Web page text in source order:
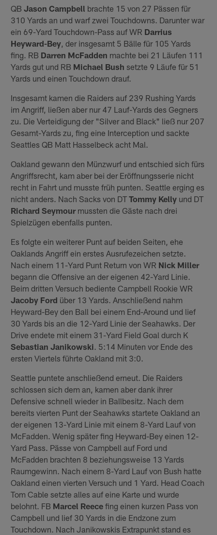
QBJason Campbell brachte 15 von 27 Pässen für
310 Yards an und warf zwei Touchdowns. Darunter war
ein 69-Yard Touchdown-Pass auf WR Darrius
Heyward-Bey , der insgesamt 5 Bälle für 105 Yards
fing. RB Darren McFadden machte bei 21 Läufen 111
Yards gut und RB Michael Bush setzte 9 Läufe für 51
Yards und einen Touchdown drauf.
Insgesamt kamen die Raiders auf 239 Rushing Yards
im Angriff, ließen aber nur 47 Lauf-Yards des Gegners
zu. Die Verteidigung der "Silver and Black" ließ nur 207
Gesamt-Yards zu, fing eine Interception und sackte
Seattles QB Matt Hasselbeck acht Mal.
Oakland gewann den Münzwurf und entschied sich fürs
Angriffsrecht, kam aber bei der Eröffnungsserie nicht
recht in Fahrt und musste früh punten. Seattle erging es
nicht anders. Nach Sacks von DTTommy Kelly und DT
Richard Seymourmussten die Gäste nach drei
Spielzügen ebenfalls punten.
Es folgte ein weiterer Punt auf beiden Seiten, ehe
Oaklands Angriff ein erstes Ausrufezeichen setzte.
Nach einem 11-Yard Punt Return von WR Nick Miller
begann die Offensive an der eigenen 42-Yard Linie.
Beim dritten Versuch bediente Campbell Rookie WR
Jacoby Ford über 13 Yards. Anschließend nahm
Heyward-Bey den Ball bei einem End-Around und lief
30 Yards bis an die 12-Yard Linie der Seahawks. Der
Drive endete mit einem 31-Yard Field Goal durch K
Sebastian Janikowski . 5:14 Minuten vor Ende des
ersten Viertels führte Oakland mit 3:0.
Seattle puntete anschließend erneut. Die Raiders
schlossen sich dem an, kamen aber dank ihrer
Defensive schnell wieder in Ballbesitz. Nach dem
bereits vierten Punt der Seahawks startete Oakland an
der eigenen 13-Yard Linie mit einem 8-Yard Lauf von
McFadden. Wenig später fing Heyward-Bey einen 12-
Yard Pass. Pässe von Campbell auf Ford und
McFadden brachten 8 beziehungsweise 13 Yards
Raumgewinn. Nach einem 8-Yard Lauf von Bush hatte
Oakland einen vierten Versuch und 1 Yard. Head Coach
Tom Cable setzte alles auf eine Karte und wurde
belohnt. FB Marcel Reece fing einen kurzen Pass von
Campbell und lief 30 Yards in die Endzone zum
Touchdown. Nach Janikowskis Extrapunkt stand es